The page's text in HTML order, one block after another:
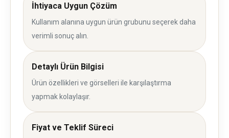
İhtiyaca Uygun Çözüm
Kullanım alanına uygun ürün grubunu seçerek daha
verimli sonuç alın.
Detaylı Ürün Bilgisi
Ürün özellikleri ve görselleri ile karşılaştırma
yapmak kolaylaşır.
Fiyat ve Teklif Süreci